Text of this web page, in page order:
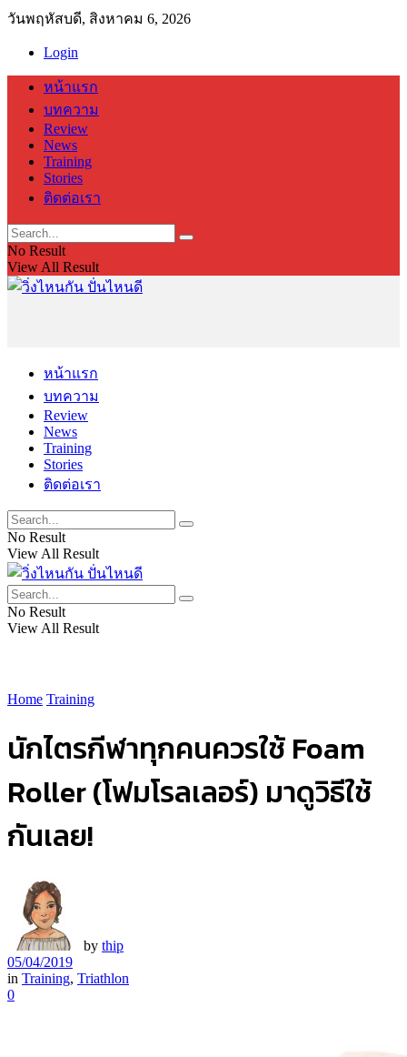
วันพฤหัสบดี, สิงหาคม 6, 2026
Login
หน้าแรก
บทความ
Review
News
Training
Stories
ติดต่อเรา
No Result
View All Result
หน้าแรก
บทความ
Review
News
Training
Stories
ติดต่อเรา
No Result
View All Result
No Result
View All Result
Home Training
นักไตรกีฬาทุกคนควรใช้ Foam
Roller (โฟมโรลเลอร์) มาดูวิธีใช้
กันเลย!
by thip
05/04/2019
in Training, Triathlon
0